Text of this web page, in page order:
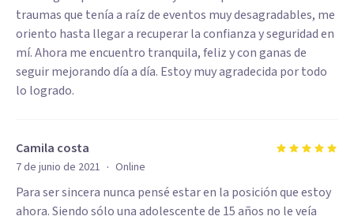
traumas que tenía a raíz de eventos muy desagradables, me
oriento hasta llegar a recuperar la confianza y seguridad en
mí. Ahora me encuentro tranquila, feliz y con ganas de
seguir mejorando día a día. Estoy muy agradecida por todo
lo logrado.
Camila costa
7 de junio de 2021 · Online
Para ser sincera nunca pensé estar en la posición que estoy
ahora. Siendo sólo una adolescente de 15 años no le veía